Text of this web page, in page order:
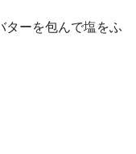
ターを包んで塩をふ